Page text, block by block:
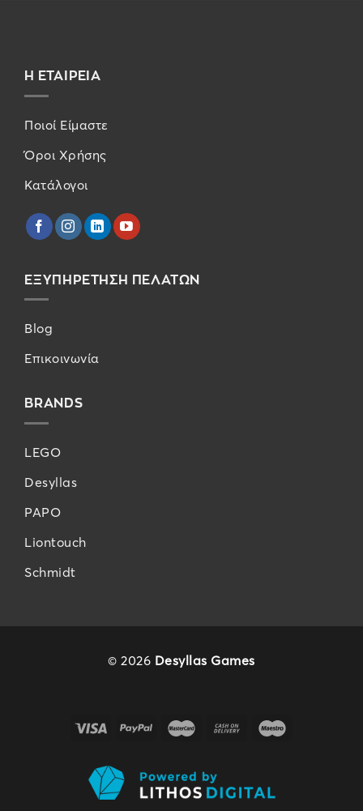
Η ΕΤΑΙΡΕΙΑ
Ποιοί Είμαστε
Όροι Χρήσης
Κατάλογοι
ΕΞΥΠΗΡΕΤΗΣΗ ΠΕΛΑΤΩΝ
Blog
Επικοινωνία
BRANDS
LEGO
Desyllas
PAPO
Liontouch
Schmidt
© 2026 Desyllas Games